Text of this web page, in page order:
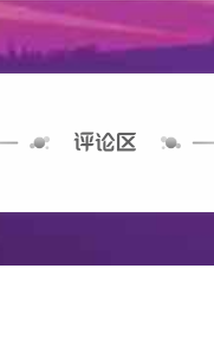
评论区